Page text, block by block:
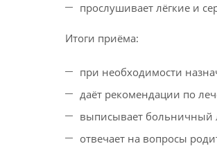
прослушивает лёгкие и
Итоги приёма:
при необходимости
даёт рекомендации по
выписывает больничный
отвечает на вопросы